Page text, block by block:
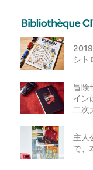
シト
冒険
イン
二次
主人
で、